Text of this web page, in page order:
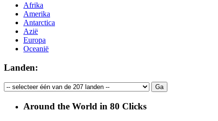
Afrika
Amerika
Antarctica
Azië
Europa
Oceanië
Landen:
Around the World in 80 Clicks